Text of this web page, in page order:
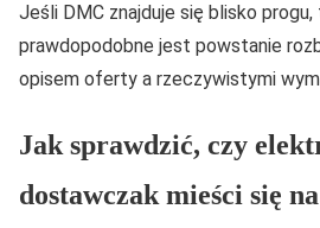
Jeśli DMC znajduje się blisko progu,
prawdopodobne jest powstanie
opisem oferty a rzeczywistymi
Jak sprawdzić, czy
dostawczak mieści się